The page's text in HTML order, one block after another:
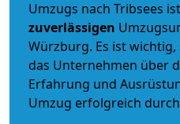
Umzugs nach Tribsees
zuverlässigen
Würzburg. Es ist
das Unternehmen über
Erfahrung und
Umzug erfolgreich